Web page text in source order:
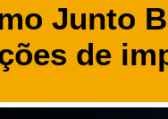
Junto
de